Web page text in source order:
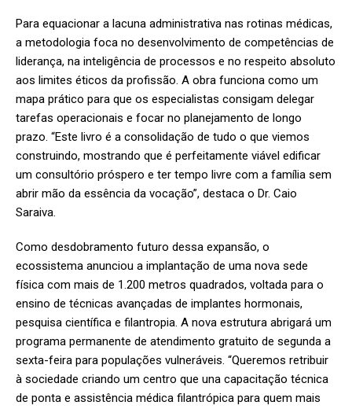
Para equacionar a lacuna administrativa nas rotinas médicas,
a metodologia foca no desenvolvimento de competências de
liderança, na inteligência de processos e no respeito absoluto
aos limites éticos da profissão. A obra funciona como um
mapa prático para que os especialistas consigam delegar
tarefas operacionais e focar no planejamento de longo
prazo. “Este livro é a consolidação de tudo o que viemos
construindo, mostrando que é perfeitamente viável edificar
um consultório próspero e ter tempo livre com a família sem
abrir mão da essência da vocação”, destaca o Dr. Caio
Saraiva.
Como desdobramento futuro dessa expansão, o
ecossistema anunciou a implantação de uma nova sede
física com mais de 1.200 metros quadrados, voltada para o
ensino de técnicas avançadas de implantes hormonais,
pesquisa científica e filantropia. A nova estrutura abrigará um
programa permanente de atendimento gratuito de segunda a
sexta-feira para populações vulneráveis. “Queremos retribuir
à sociedade criando um centro que una capacitação técnica
de ponta e assistência médica filantrópica para quem mais